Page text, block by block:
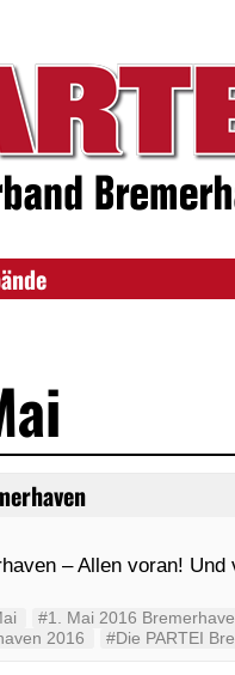
– Allen voran! Und
#1. Mai 2016
2016
#Die PARTEI